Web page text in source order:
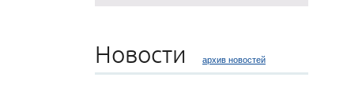
Новости архив новостей